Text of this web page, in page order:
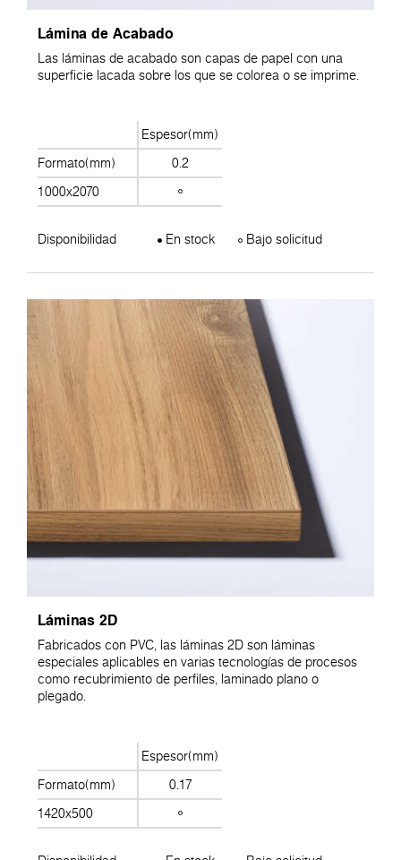
Lámina de Acabado
Las láminas de acabado son capas de papel con una
superficie lacada sobre los que se colorea o se imprime.
Espesor(mm)
Formato(mm)
0.2
1000x2070
Disponibilidad En stock Bajo solicitud
Láminas 2D
Fabricados con PVC, las láminas 2D son láminas
especiales aplicables en varias tecnologías de procesos
como recubrimiento de perfiles, laminado plano o
plegado.
Espesor(mm)
Formato(mm)
0.17
1420x500